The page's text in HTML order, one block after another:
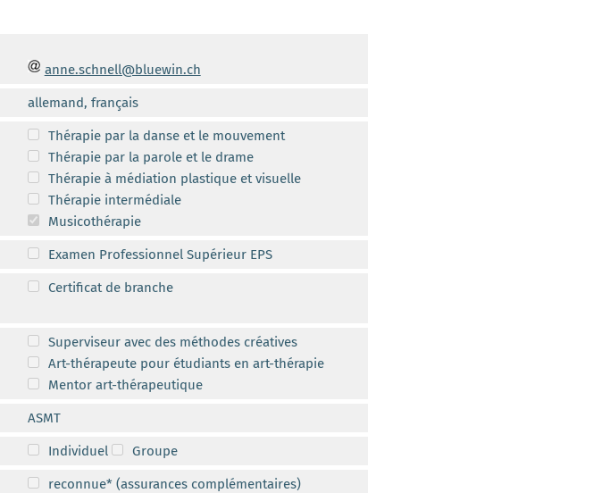
anne.schnell@bluewin.ch
allemand, français
Thérapie par la danse et le mouvement
Thérapie par la parole et le drame
Thérapie à médiation plastique et visuelle
Thérapie intermédiale
Musicothérapie
Examen Professionnel Supérieur EPS
Certificat de branche
Superviseur avec des méthodes créatives
Art-thérapeute pour étudiants en art-thérapie
Mentor art-thérapeutique
ASMT
Individuel Groupe
reconnue* (assurances complémentaires)